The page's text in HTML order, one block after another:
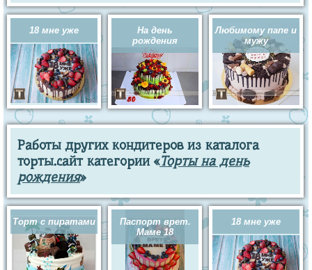
18 мне уже
На день
рождения
Любимому папе и
мужу
Работы других кондитеров из каталога
торты.сайт категории «Торты на день
рождения»
Торт с пиратами
Паспорт врет.
Маме 18
18 мне уже